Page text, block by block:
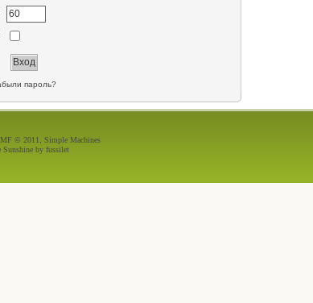
пароль?
© 2011
Simple Machines
Sunshine by fussilet